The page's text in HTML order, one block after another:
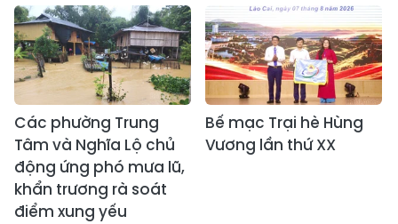
Các phường Trung
Tâm và Nghĩa Lộ chủ
động ứng phó mưa lũ,
khẩn trương rà soát
điểm xung yếu
Bế mạc Trại hè Hùng
Vương lần thứ XX